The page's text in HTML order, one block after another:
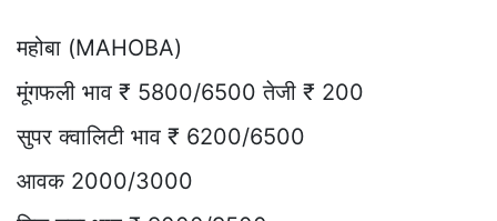
महोबा (MAHOBA)
मूंगफली भाव ₹ 5800/6500 तेजी ₹ 200
सुपर क्वालिटी भाव ₹ 6200/6500
आवक 2000/3000